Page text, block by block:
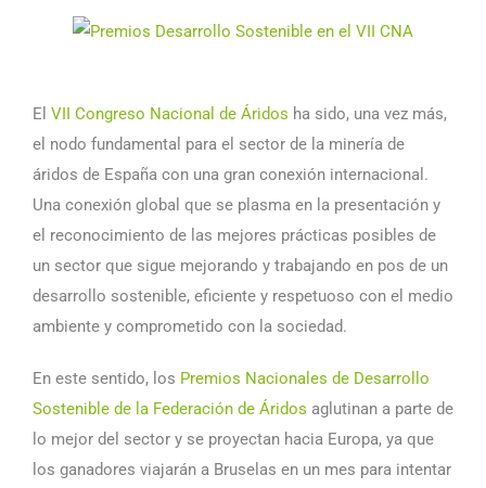
El VII Congreso Nacional de Áridos ha sido, una vez más,
el nodo fundamental para el sector de la minería de
áridos de España con una gran conexión internacional.
Una conexión global que se plasma en la presentación y
el reconocimiento de las mejores prácticas posibles de
un sector que sigue mejorando y trabajando en pos de un
desarrollo sostenible, eficiente y respetuoso con el medio
ambiente y comprometido con la sociedad.
En este sentido, los Premios Nacionales de Desarrollo
Sostenible de la Federación de Áridos aglutinan a parte de
lo mejor del sector y se proyectan hacia Europa, ya que
los ganadores viajarán a Bruselas en un mes para intentar